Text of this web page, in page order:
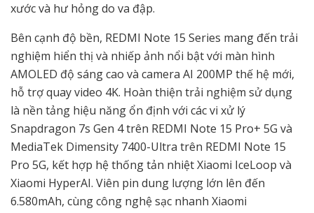
xước và hư hỏng do va đập.
Bên cạnh độ bền, REDMI Note 15 Series mang đến trải
nghiệm hiển thị và nhiếp ảnh nổi bật với màn hình
AMOLED độ sáng cao và camera AI 200MP thế hệ mới,
hỗ trợ quay video 4K. Hoàn thiện trải nghiệm sử dụng
là nền tảng hiệu năng ổn định với các vi xử lý
Snapdragon 7s Gen 4 trên REDMI Note 15 Pro+ 5G và
MediaTek Dimensity 7400-Ultra trên REDMI Note 15
Pro 5G, kết hợp hệ thống tản nhiệt Xiaomi IceLoop và
Xiaomi HyperAI. Viên pin dung lượng lớn lên đến
6.580mAh, cùng công nghệ sạc nhanh Xiaomi